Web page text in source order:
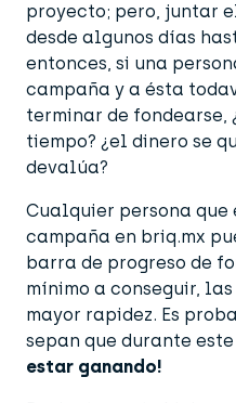
proyecto; pero, juntar
desde algunos días
entonces, si una
campaña y a ésta
terminar de fondearse,
tiempo? ¿el dinero se
devalúa?
Cualquier persona que
campaña en briq.mx
barra de progreso de
mínimo a conseguir,
mayor rapidez. Es
sepan que durante
estar ganando!